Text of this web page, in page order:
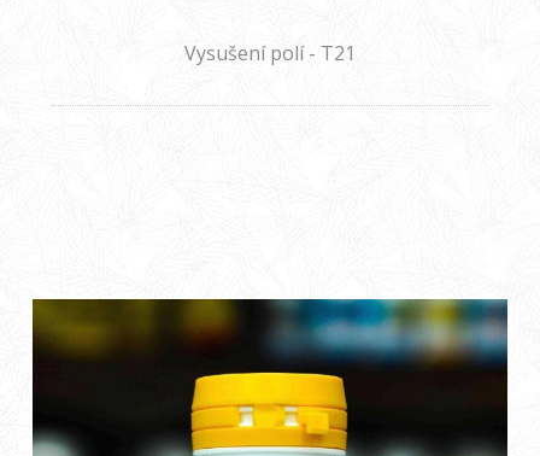
Vysušení polí - T21